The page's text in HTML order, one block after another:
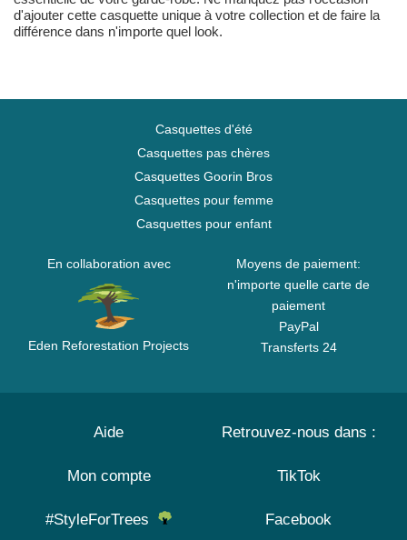
d'ajouter cette casquette unique à votre collection et de faire la
différence dans n'importe quel look.
Casquettes d'été
Casquettes pas chères
Casquettes Goorin Bros
Casquettes pour femme
Casquettes pour enfant
En collaboration avec
Eden Reforestation Projects
Moyens de paiement:
n'importe quelle carte de
paiement
PayPal
Transferts 24
Aide
Mon compte
#StyleForTrees
Retrouvez-nous dans :
TikTok
Facebook